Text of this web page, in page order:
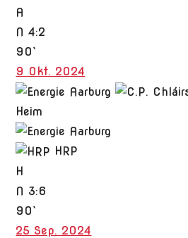
A
N 4:2
90`
9 Okt. 2024
Heim
HRP
H
N 3:6
90`
25 Sep. 2024